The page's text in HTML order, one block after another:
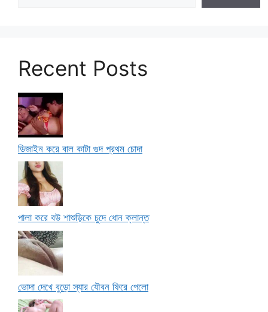
Recent Posts
ডিজাইন করে বাল কাটা গুদ প্রথম চোদা
পালা করে বউ শাশুড়িকে চুদে ধোন ক্লান্ত
ভোদা দেখে বুড়ো স্যার যৌবন ফিরে পেলো